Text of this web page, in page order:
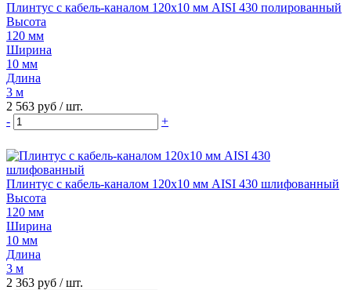
Плинтус с кабель-каналом 120х10 мм AISI 430 полированный
Высота
120 мм
Ширина
10 мм
Длина
3 м
2 563 руб / шт.
-
+
Плинтус с кабель-каналом 120х10 мм AISI 430 шлифованный
Высота
120 мм
Ширина
10 мм
Длина
3 м
2 363 руб / шт.